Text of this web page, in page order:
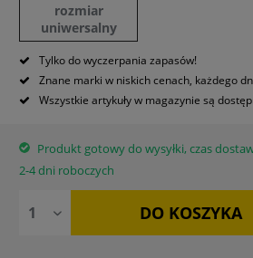
rozmiar
uniwersalny
Tylko do wyczerpania zapasów!
Znane marki w niskich cenach, każdego
Wszystkie artykuły w magazynie są
Produkt gotowy do wysyłki, czas
2-4 dni roboczych
DO KOSZYKA